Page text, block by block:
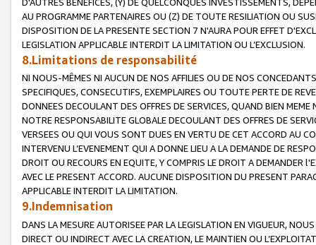
AU PROGRAMME PARTENAIRES OU (Z) DE TOUTE RESILIATION OU
DISPOSITION DE LA PRESENTE SECTION 7 N'AURA POUR EFFET
LEGISLATION APPLICABLE INTERDIT LA LIMITATION OU L’EXCLUSION.
8.Limitations de responsabilité
NI NOUS-MÊMES NI AUCUN DE NOS AFFILIES OU DE NOS
SPECIFIQUES, CONSECUTIFS, EXEMPLAIRES OU TOUTE PERTE DE
DONNEES DECOULANT DES OFFRES DE SERVICES, QUAND BIEN
NOTRE RESPONSABILITE GLOBALE DECOULANT DES OFFRES DE
VERSEES OU QUI VOUS SONT DUES EN VERTU DE CET ACCORD AU
INTERVENU L’EVENEMENT QUI A DONNE LIEU A LA DEMANDE DE
DROIT OU RECOURS EN EQUITE, Y COMPRIS LE DROIT A DEMANDER
AVEC LE PRESENT ACCORD. AUCUNE DISPOSITION DU PRESENT
APPLICABLE INTERDIT LA LIMITATION.
9.Indemnisation
DANS LA MESURE AUTORISEE PAR LA LEGISLATION EN VIGUEUR,
DIRECT OU INDIRECT AVEC LA CREATION, LE MAINTIEN OU